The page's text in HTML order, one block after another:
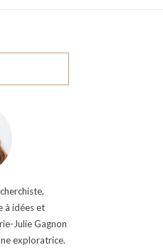
à idées et
Julie Gagnon
exploratrice.